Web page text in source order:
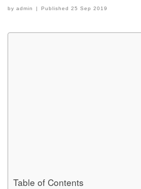
by admin Published25 Sep 2019
Table of Contents